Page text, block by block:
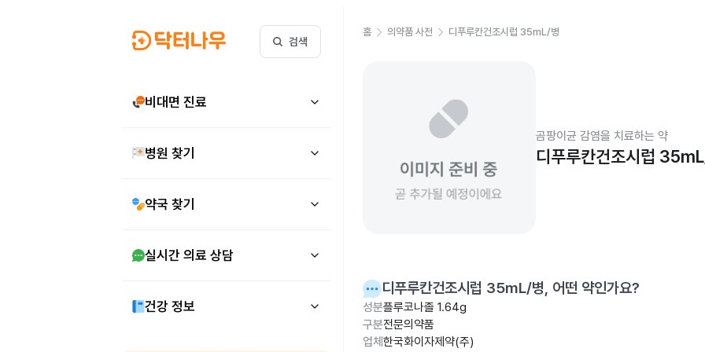
검색
비대면 진료
병원 찾기
약국 찾기
실시간 의료 상담
건강 정보
홈 의약품 사전 디푸루칸건조시럽 35mL/병
곰팡이균 감염을 치료하는 약
디푸루칸건조시럽
디푸루칸건조시럽 35mL/병, 어떤 약인가요?
성분플루코나졸 1.64g
구분전문의약품
업체 한국화이자제약(주)